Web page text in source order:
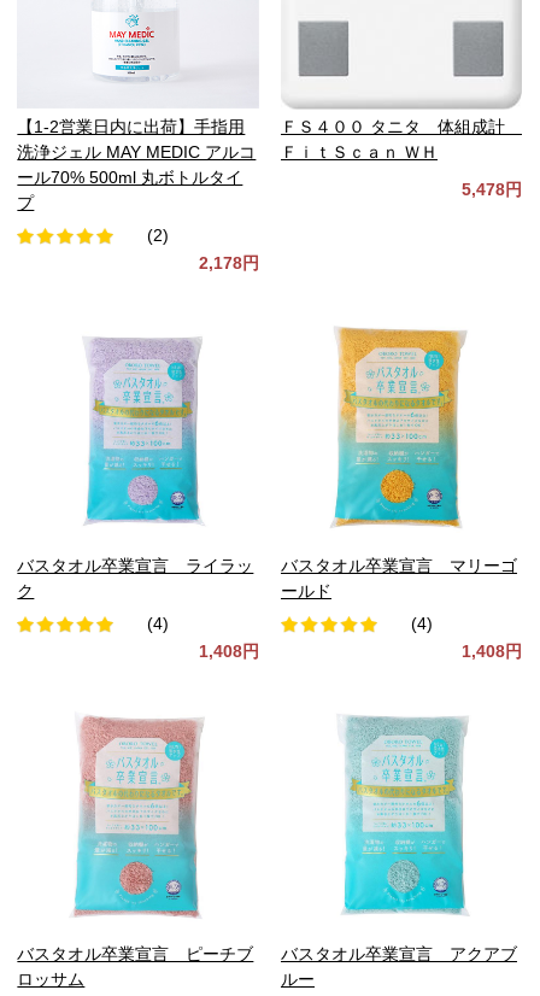
【1-2営業日内に出荷】手指用
洗浄ジェル MAY MEDIC アルコ
ール70% 500ml 丸ボトルタイ
プ
(2)
2,178円
ＦＳ４００ タニタ 体組成計
ＦｉｔＳｃａｎ ＷＨ
5,478円
バスタオル卒業宣言 ライラッ
ク
(4)
1,408円
バスタオル卒業宣言 マリーゴ
ールド
(4)
1,408円
バスタオル卒業宣言 ピーチブ
ロッサム
バスタオル卒業宣言 アクアブ
ルー